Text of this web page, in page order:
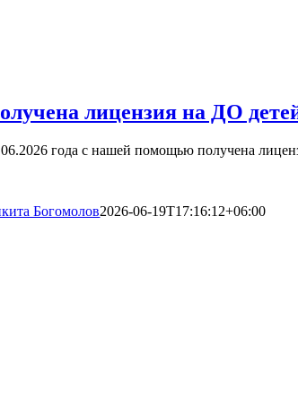
лицензия на ДО
года с нашей помощью получена
Богомолов2026-06-19T17:16:12+06:00